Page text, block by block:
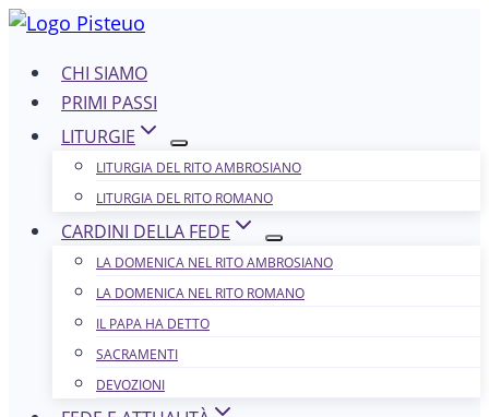
Salta
contenutoCHI SIAMO
PRIMI PASSI
LITURGIE
LITURGIA DEL RITO AMBROSIANO
LITURGIA DEL RITO ROMANO
CARDINI DELLA FEDE
LA DOMENICA NEL R​​​​​​ITO AMBROSIANO
LA DOMENICA NEL RITO ROMANO
IL PAPA HA DETTO
SACRAMENTI
DEVOZIONI